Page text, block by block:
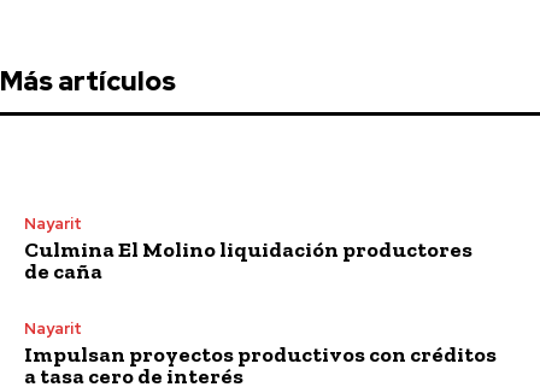
Más artículos
Nayarit
Culmina El Molino liquidación productores
de caña
Nayarit
Impulsan proyectos productivos con créditos
a tasa cero de interés